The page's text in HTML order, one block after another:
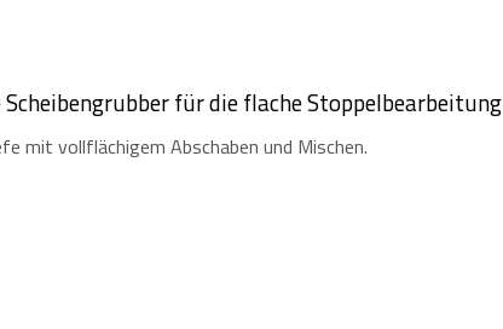
Scheibengrubber für die flache Stoppelbearbeitung
mit vollflächigem Abschaben und Mischen.